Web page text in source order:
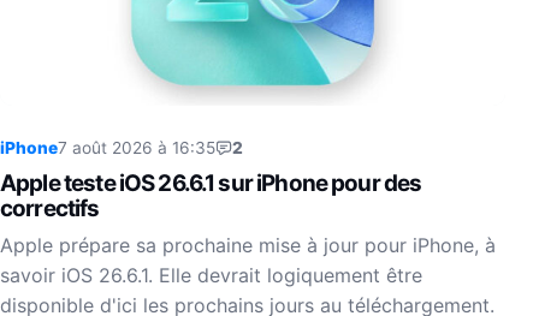
iPhone7 août 2026 à 16:35 2
Apple teste iOS 26.6.1 sur iPhone pour des
correctifs
Apple prépare sa prochaine mise à jour pour iPhone, à
savoir iOS 26.6.1. Elle devrait logiquement être
disponible d'ici les prochains jours au téléchargement.